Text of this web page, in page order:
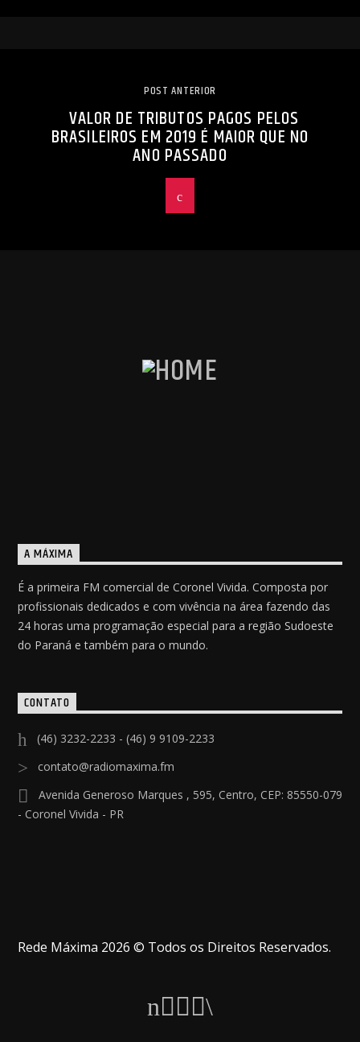
POST ANTERIOR
VALOR DE TRIBUTOS PAGOS PELOS
BRASILEIROS EM 2019 É MAIOR QUE NO
ANO PASSADO
A MÁXIMA
É a primeira FM comercial de Coronel Vivida. Composta por
profissionais dedicados e com vivência na área fazendo das
24 horas uma programação especial para a região Sudoeste
do Paraná e também para o mundo.
CONTATO
(46) 3232-2233 - (46) 9 9109-2233
contato@radiomaxima.fm
Avenida Generoso Marques , 595, Centro, CEP: 85550-079
- Coronel Vivida - PR
Rede Máxima 2026 © Todos os Direitos Reservados.